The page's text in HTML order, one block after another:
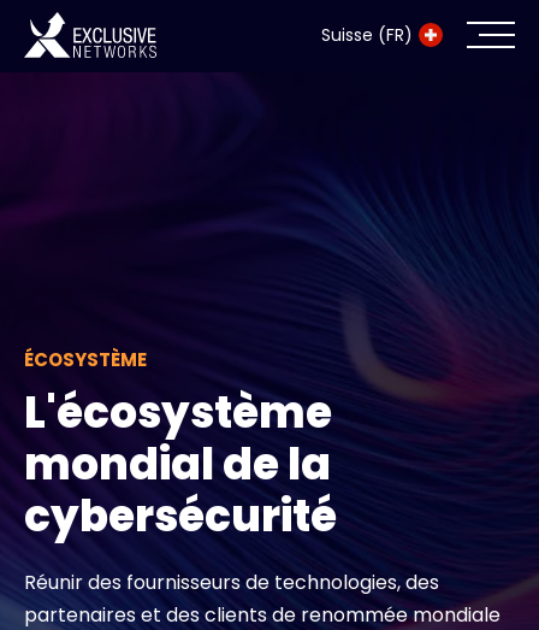
Suisse (FR)
Exclusive Access Login
Exclusive Access - En savoir plus
Contact
ÉCOSYSTÈME
L'écosystème
mondial de la
cybersécurité
Réunir des fournisseurs de technologies, des
partenaires et des clients de renommée mondiale